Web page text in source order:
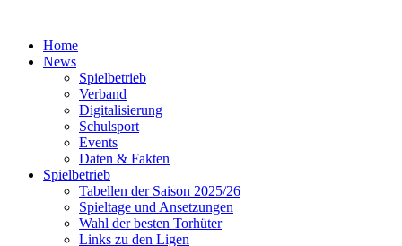
Home
News
Spielbetrieb
Verband
Digitalisierung
Schulsport
Events
Daten & Fakten
Spielbetrieb
Tabellen der Saison 2025/26
Spieltage und Ansetzungen
Wahl der besten Torhüter
Links zu den Ligen